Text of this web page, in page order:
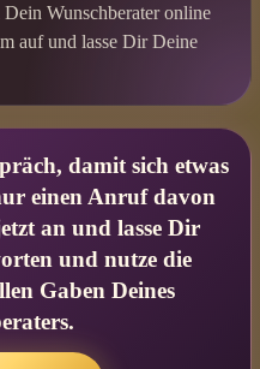
Wunschberater online
auf und lasse Dir Deine
damit sich etwas
einen Anruf davon
an und lasse Dir
und nutze die
Gaben Deines